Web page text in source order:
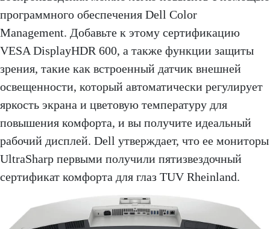
программного обеспечения Dell Color
Management. Добавьте к этому сертификацию
VESA DisplayHDR 600, а также функции защиты
зрения, такие как встроенный датчик внешней
освещенности, который автоматически регулирует
яркость экрана и цветовую температуру для
повышения комфорта, и вы получите идеальный
рабочий дисплей. Dell утверждает, что ее мониторы
UltraSharp первыми получили пятизвездочный
сертификат комфорта для глаз TUV Rheinland.